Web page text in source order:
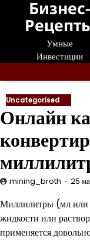
Перейти
содержанию
Бизнес-
Умные
Инвестиции
Uncategorised
Онлайн
mining_broth 25
Миллилитры (мл или
жидкости или
применяется